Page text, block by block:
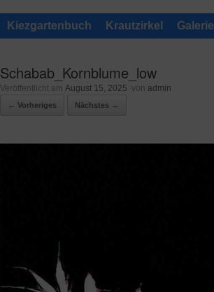
Kiezgartenbuch Krautzirkel Galerie
Schabab_Kornblume_low
Veröffentlicht am August 15, 2025 von admin
← Vorheriges Nächstes →